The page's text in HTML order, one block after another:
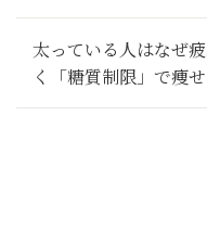
その２～
太っている人はなぜ
く「糖質制限」で痩
つくる最高の食事術】